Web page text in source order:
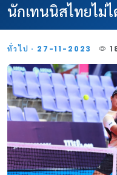
นักเทนนิสไทยไม่
ทั่วไป · 27-11-2023